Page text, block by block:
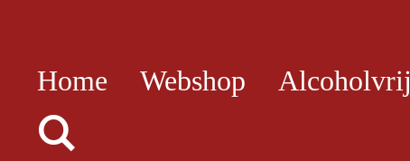
naar
hoofdinhoud
Home Webshop Alcoholvrij